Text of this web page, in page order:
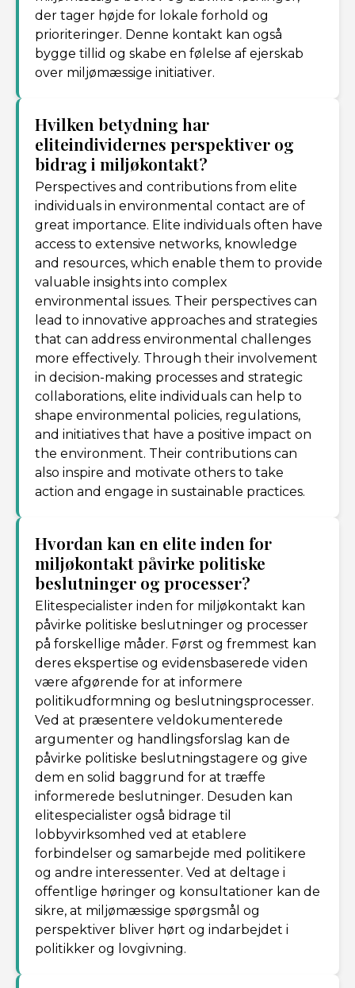
der tager højde for lokale forhold og
prioriteringer. Denne kontakt kan også
bygge tillid og skabe en følelse af ejerskab
over miljømæssige initiativer.
Hvilken betydning har
eliteindividernes perspektiver og
bidrag i miljøkontakt?
Perspectives and contributions from elite
individuals in environmental contact are of
great importance. Elite individuals often have
access to extensive networks, knowledge
and resources, which enable them to provide
valuable insights into complex
environmental issues. Their perspectives can
lead to innovative approaches and strategies
that can address environmental challenges
more effectively. Through their involvement
in decision-making processes and strategic
collaborations, elite individuals can help to
shape environmental policies, regulations,
and initiatives that have a positive impact on
the environment. Their contributions can
also inspire and motivate others to take
action and engage in sustainable practices.
Hvordan kan en elite inden for
miljøkontakt påvirke politiske
beslutninger og processer?
Elitespecialister inden for miljøkontakt kan
påvirke politiske beslutninger og processer
på forskellige måder. Først og fremmest kan
deres ekspertise og evidensbaserede viden
være afgørende for at informere
politikudformning og beslutningsprocesser.
Ved at præsentere veldokumenterede
argumenter og handlingsforslag kan de
påvirke politiske beslutningstagere og give
dem en solid baggrund for at træffe
informerede beslutninger. Desuden kan
elitespecialister også bidrage til
lobbyvirksomhed ved at etablere
forbindelser og samarbejde med politikere
og andre interessenter. Ved at deltage i
offentlige høringer og konsultationer kan de
sikre, at miljømæssige spørgsmål og
perspektiver bliver hørt og indarbejdet i
politikker og lovgivning.